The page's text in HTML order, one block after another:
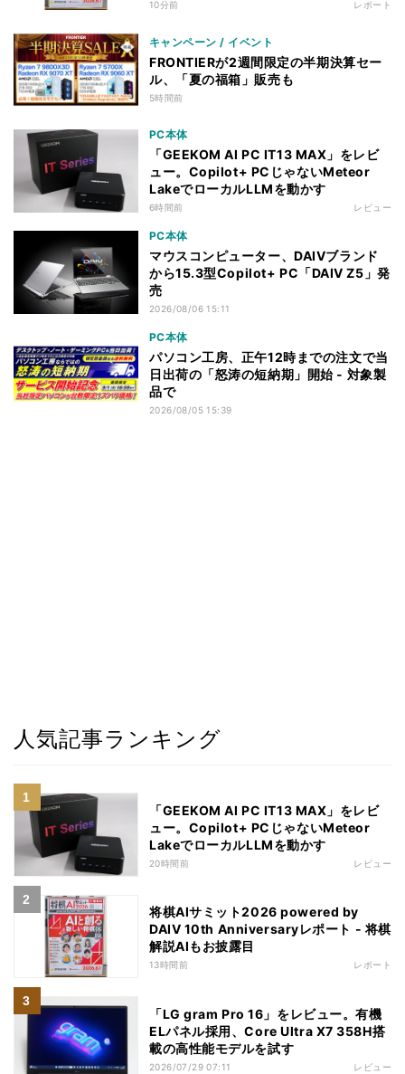
10分前 レポート
キャンペーン / イベント
FRONTIERが2週間限定の半期決算セー
ル、「夏の福箱」販売も
5時間前
PC本体
「GEEKOM AI PC IT13 MAX」をレビ
ュー。Copilot+ PCじゃないMeteor
LakeでローカルLLMを動かす
6時間前 レビュー
PC本体
マウスコンピューター、DAIVブランド
から15.3型Copilot+ PC「DAIV Z5」発
売
2026/08/06 15:11
PC本体
パソコン工房、正午12時までの注文で当
日出荷の「怒涛の短納期」開始 - 対象製
品で
2026/08/05 15:39
人気記事ランキング
「GEEKOM AI PC IT13 MAX」をレビ
ュー。Copilot+ PCじゃないMeteor
LakeでローカルLLMを動かす
20時間前 レビュー
将棋AIサミット2026 powered by
DAIV 10th Anniversaryレポート - 将棋
解説AIもお披露目
13時間前 レポート
「LG gram Pro 16」をレビュー。有機
ELパネル採用、Core Ultra X7 358H搭
載の高性能モデルを試す
2026/07/29 07:11 レビュー